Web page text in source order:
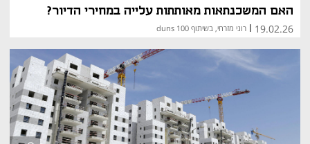
האם המשכנתאות מאותתות עלייה במחירי הדיור?
19.02.26
| רוני מזרחי, בשיתוף duns 100